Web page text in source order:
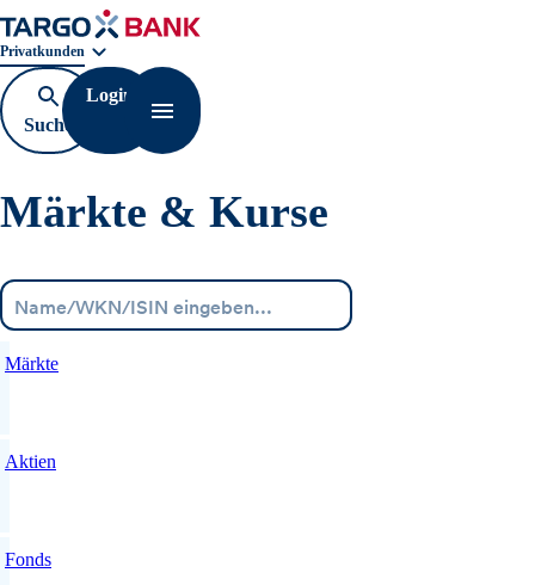
Geschäftsbereichnavigation. Aktuelle Auswahl:
Privatkunden
Suche
öffnen
Login
Navigation öffnen
Märkte & Kurse
Märkte
Aktien
Fonds